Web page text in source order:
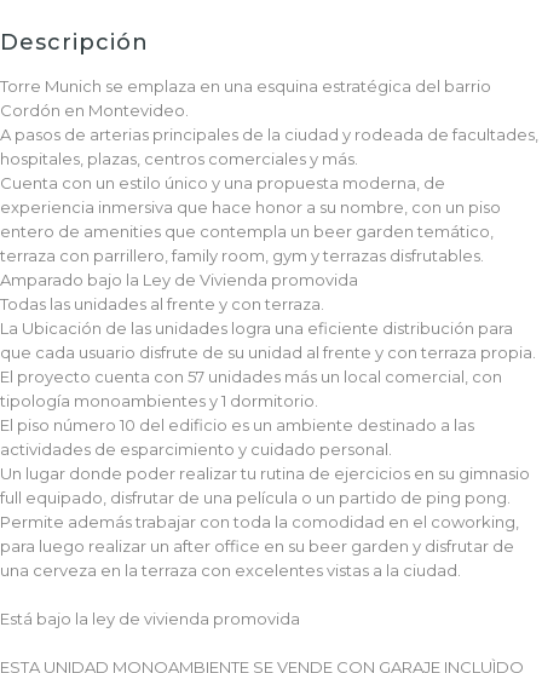
Descripción
Torre Munich se emplaza en una esquina estratégica del barrio
Cordón en Montevideo.
A pasos de arterias principales de la ciudad y rodeada de facultades,
hospitales, plazas, centros comerciales y más.
Cuenta con un estilo único y una propuesta moderna, de
experiencia inmersiva que hace honor a su nombre, con un piso
entero de amenities que contempla un beer garden temático,
terraza con parrillero, family room, gym y terrazas disfrutables.
Amparado bajo la Ley de Vivienda promovida
Todas las unidades al frente y con terraza.
La Ubicación de las unidades logra una eficiente distribución para
que cada usuario disfrute de su unidad al frente y con terraza propia.
El proyecto cuenta con 57 unidades más un local comercial, con
tipología monoambientes y 1 dormitorio.
El piso número 10 del edificio es un ambiente destinado a las
actividades de esparcimiento y cuidado personal.
Un lugar donde poder realizar tu rutina de ejercicios en su gimnasio
full equipado, disfrutar de una película o un partido de ping pong.
Permite además trabajar con toda la comodidad en el coworking,
para luego realizar un after office en su beer garden y disfrutar de
una cerveza en la terraza con excelentes vistas a la ciudad.
Está bajo la ley de vivienda promovida
ESTA UNIDAD MONOAMBIENTE SE VENDE CON GARAJE INCLUÌDO